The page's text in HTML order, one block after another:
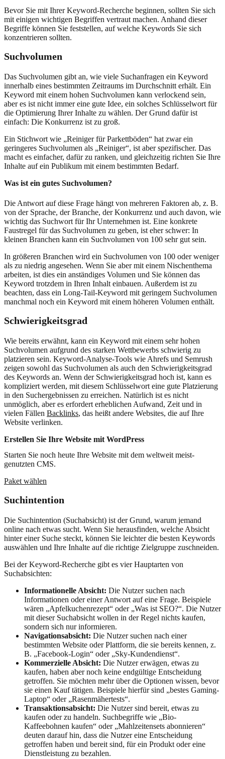
Bevor Sie mit Ihrer Keyword-Recherche beginnen, sollten Sie sich
mit einigen wichtigen Begriffen vertraut machen. Anhand dieser
Begriffe können Sie feststellen, auf welche Keywords Sie sich
konzentrieren sollten.
Suchvolumen
Das Suchvolumen gibt an, wie viele Suchanfragen ein Keyword
innerhalb eines bestimmten Zeitraums im Durchschnitt erhält. Ein
Keyword mit einem hohen Suchvolumen kann verlockend sein,
aber es ist nicht immer eine gute Idee, ein solches Schlüsselwort für
die Optimierung Ihrer Inhalte zu wählen. Der Grund dafür ist
einfach: Die Konkurrenz ist zu groß.
Ein Stichwort wie „Reiniger für Parkettböden“ hat zwar ein
geringeres Suchvolumen als „Reiniger“, ist aber spezifischer. Das
macht es einfacher, dafür zu ranken, und gleichzeitig richten Sie Ihre
Inhalte auf ein Publikum mit einem bestimmten Bedarf.
Was ist ein gutes Suchvolumen?
Die Antwort auf diese Frage hängt von mehreren Faktoren ab, z. B.
von der Sprache, der Branche, der Konkurrenz und auch davon, wie
wichtig das Suchwort für Ihr Unternehmen ist. Eine konkrete
Faustregel für das Suchvolumen zu geben, ist eher schwer: In
kleinen Branchen kann ein Suchvolumen von 100 sehr gut sein.
In größeren Branchen wird ein Suchvolumen von 100 oder weniger
als zu niedrig angesehen. Wenn Sie aber mit einem Nischenthema
arbeiten, ist dies ein anständiges Volumen und Sie können das
Keyword trotzdem in Ihren Inhalt einbauen. Außerdem ist zu
beachten, dass ein Long-Tail-Keyword mit geringem Suchvolumen
manchmal noch ein Keyword mit einem höheren Volumen enthält.
Schwierigkeitsgrad
Wie bereits erwähnt, kann ein Keyword mit einem sehr hohen
Suchvolumen aufgrund des starken Wettbewerbs schwierig zu
platzieren sein. Keyword-Analyse-Tools wie Ahrefs und Semrush
zeigen sowohl das Suchvolumen als auch den Schwierigkeitsgrad
des Keywords an. Wenn der Schwierigkeitsgrad hoch ist, kann es
kompliziert werden, mit diesem Schlüsselwort eine gute Platzierung
in den Suchergebnissen zu erreichen. Natürlich ist es nicht
unmöglich, aber es erfordert erheblichen Aufwand, Zeit und in
vielen Fällen Backlinks, das heißt andere Websites, die auf Ihre
Website verlinken.
Erstellen Sie Ihre Website mit WordPress
Starten Sie noch heute Ihre Website mit dem weltweit meist-
genutzten CMS.
Paket wählen
Suchintention
Die Suchintention (Suchabsicht) ist der Grund, warum jemand
online nach etwas sucht. Wenn Sie herausfinden, welche Absicht
hinter einer Suche steckt, können Sie leichter die besten Keywords
auswählen und Ihre Inhalte auf die richtige Zielgruppe zuschneiden.
Bei der Keyword-Recherche gibt es vier Hauptarten von
Suchabsichten:
Informationelle Absicht: Die Nutzer suchen nach
Informationen oder einer Antwort auf eine Frage. Beispiele
wären „Apfelkuchenrezept“ oder „Was ist SEO?“. Die Nutzer
mit dieser Suchabsicht wollen in der Regel nichts kaufen,
sondern sich nur informieren.
Navigationsabsicht: Die Nutzer suchen nach einer
bestimmten Website oder Plattform, die sie bereits kennen, z.
B. „Facebook-Login“ oder „Sky-Kundendienst“.
Kommerzielle Absicht: Die Nutzer erwägen, etwas zu
kaufen, haben aber noch keine endgültige Entscheidung
getroffen. Sie möchten mehr über die Optionen wissen, bevor
sie einen Kauf tätigen. Beispiele hierfür sind „bestes Gaming-
Laptop“ oder „Rasenmähertests“.
Transaktionsabsicht: Die Nutzer sind bereit, etwas zu
kaufen oder zu handeln. Suchbegriffe wie „Bio-
Kaffeebohnen kaufen“ oder „Mahlzeitensets abonnieren“
deuten darauf hin, dass die Nutzer eine Entscheidung
getroffen haben und bereit sind, für ein Produkt oder eine
Dienstleistung zu bezahlen.